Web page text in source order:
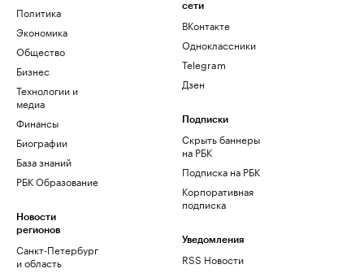
Политика
Экономика
Общество
Бизнес
Технологии и
медиа
Финансы
Биографии
База знаний
РБК Образование
Новости
регионов
Санкт-Петербург
и область
сети
ВКонтакте
Одноклассники
Telegram
Дзен
Подписки
Скрыть баннеры
на РБК
Подписка на РБК
Корпоративная
подписка
Уведомления
RSS Новости